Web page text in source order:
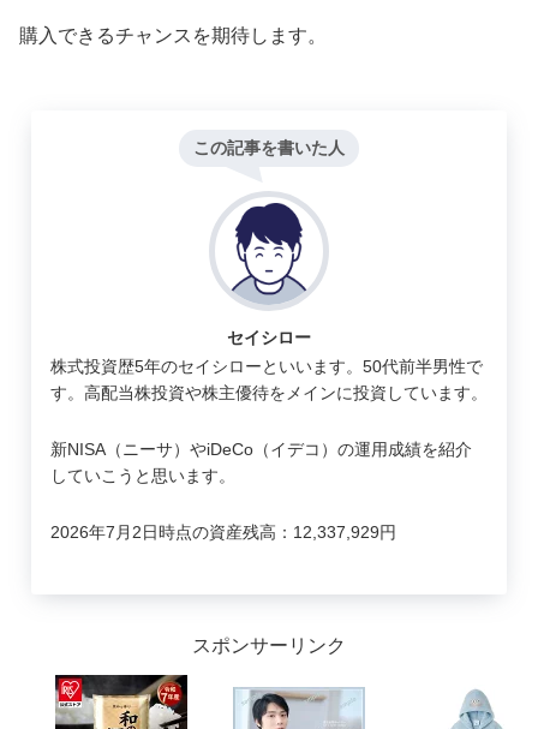
購入できるチャンスを期待します。
この記事を書いた人
セイシロー
株式投資歴5年のセイシローといいます。50代前半男性で
す。高配当株投資や株主優待をメインに投資しています。
新NISA（ニーサ）やiDeCo（イデコ）の運用成績を紹介
していこうと思います。
2026年7月2日時点の資産残高：12,337,929円
スポンサーリンク